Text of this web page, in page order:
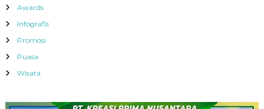
Awards
Infografis
Promosi
Puasa
Wisata